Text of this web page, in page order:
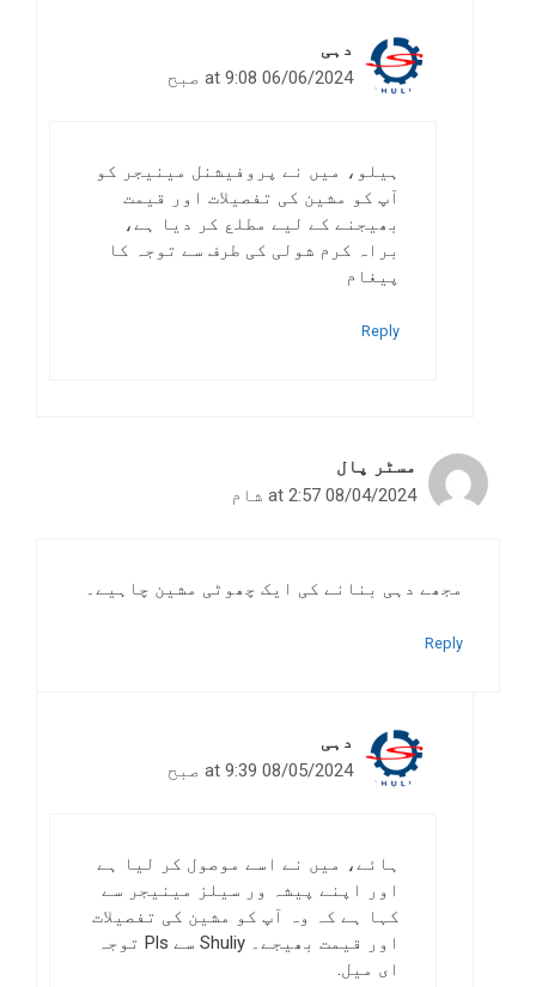
دہی
06/06/2024 at 9:08 صبح
ہیلو، میں نے پروفیشنل مینیجر کو
آپ کو مشین کی تفصیلات اور قیمت
بھیجنے کے لیے مطلع کر دیا ہے،
براہ کرم شولی کی طرف سے توجہ کا
پیغام
Reply
مسٹر پال
08/04/2024 at 2:57 شام
مجھے دہی بنانے کی ایک چھوٹی مشین چاہیے۔
Reply
دہی
08/05/2024 at 9:39 صبح
ہائے، میں نے اسے موصول کر لیا ہے
اور اپنے پیشہ ور سیلز مینیجر سے
کہا ہے کہ وہ آپ کو مشین کی تفصیلات
اور قیمت بھیجے۔ Shuliy سے Pls توجہ
ای میل.